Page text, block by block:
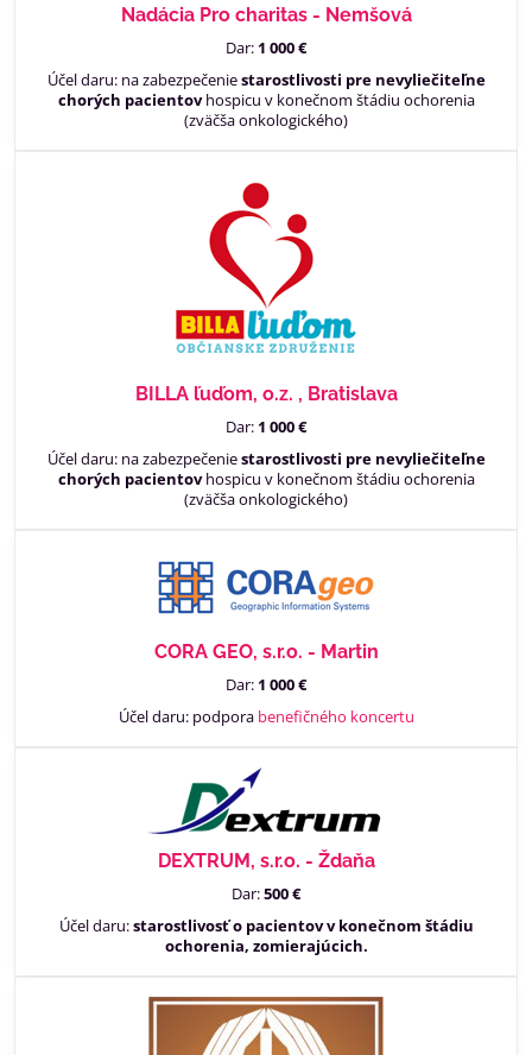
Nadácia Pro charitas - Nemšová
Dar: 1 000 €
Účel daru: na zabezpečeniestarostlivosti pre nevyliečiteľne
chorých pacientovhospicu v konečnom štádiu ochorenia
(zväčša onkologického)
BILLA ľuďom, o.z. , Bratislava
Dar: 1 000 €
Účel daru: na zabezpečeniestarostlivosti pre nevyliečiteľne
chorých pacientovhospicu v konečnom štádiu ochorenia
(zväčša onkologického)
CORA GEO, s.r.o. - Martin
Dar: 1 000 €
Účel daru: podpora benefičného koncertu
DEXTRUM, s.r.o. - Ždaňa
Dar:500 €
Účel daru:starostlivosť o pacientov v konečnom štádiu
ochorenia, zomierajúcich.